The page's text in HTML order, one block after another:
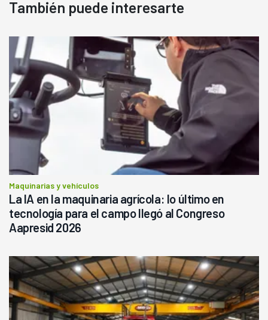
También puede interesarte
Maquinarias y vehículos
La IA en la maquinaria agrícola: lo último en
tecnología para el campo llegó al Congreso
Aapresid 2026